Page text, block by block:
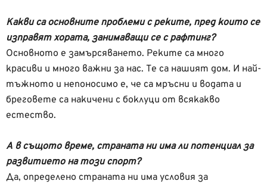
Какви са основните проблеми с реките, пред които се
изправят хората, занимаващи се с рафтинг?
Основното е замърсяването. Реките са много
красиви и много важни за нас. Те са нашият дом. И най-
тъжното и непоносимо е, че са мръсни и водата и
бреговете са накичени с боклуци от всякакво
естество.
А в същото време, страната ни има ли потенциал за
развитието на този спорт?
Да, определено страната ни има условия за